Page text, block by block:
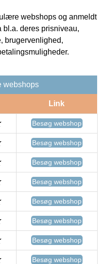
webshops og anmeldt
bl.a. deres prisniveau,
brugervenlighed,
webshops
Link
Besøg webshop
Besøg webshop
Besøg webshop
Besøg webshop
Besøg webshop
Besøg webshop
Besøg webshop
Besøg webshop